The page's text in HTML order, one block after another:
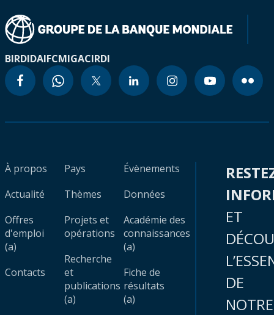
BIRDIDAIFCMIGACIRDI
À propos
Actualité
Offres
d'emploi
(a)
Contacts
Pays
Thèmes
Projets et
opérations
Recherche
et
publications
(a)
Évènements
Données
Académie des
connaissances
(a)
Fiche de
résultats
(a)
ET
DE
NOTRE